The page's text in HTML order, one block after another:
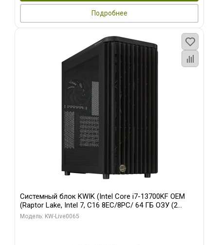
Подробнее
Системный блок KWIK (Intel Core i7-13700KF OEM
(Raptor Lake, Intel 7, C16 8EC/8PC/ 64 ГБ ОЗУ (2
модуля)/ ASUS RTX5080 PROART OC 16GB GDDR7
Модель: KW-Live0065